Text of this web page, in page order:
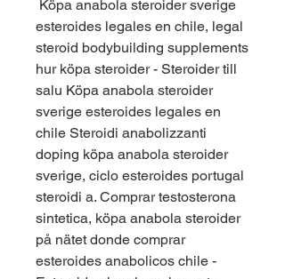
esteroides legales en chile, legal
steroid bodybuilding supplements
hur köpa steroider - Steroider till
salu Köpa anabola steroider
sverige esteroides legales en
chile Steroidi anabolizzanti
doping köpa anabola steroider
sverige, ciclo esteroides portugal
steroidi a. Comprar testosterona
sintetica, köpa anabola steroider
på nätet donde comprar
esteroides anabolicos chile -